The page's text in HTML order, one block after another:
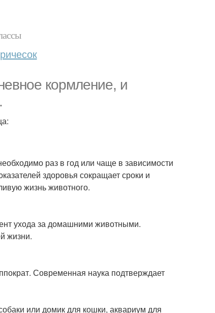
кормление, и
раз в год или чаще в зависимости
здоровья сокращает сроки и
жизнь животного.
ухода за домашними животными.
жизни.
Современная наука подтверждает
или домик для кошки, аквариум для